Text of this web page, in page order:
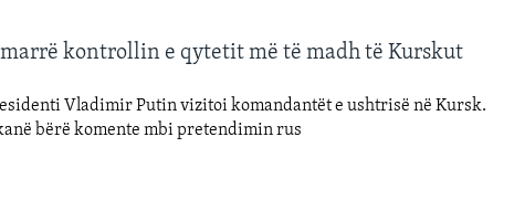
kontrollin e qytetit më të madh të Kurskut
Vladimir Putin vizitoi komandantët e ushtrisë në Kursk.
bërë komente mbi pretendimin rus